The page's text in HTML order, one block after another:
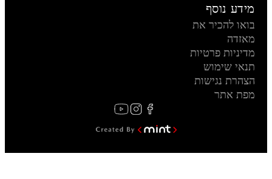
מידע נוסף
בואו להכיר את
מאזדה
מדיניות פרטיות
תנאי שימוש
הצהרת נגישות
מפת אתר